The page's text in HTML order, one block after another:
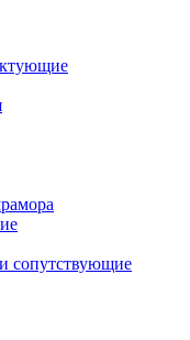
сопутствующие